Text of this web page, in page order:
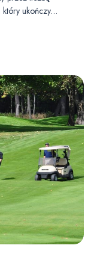
który ukończy…